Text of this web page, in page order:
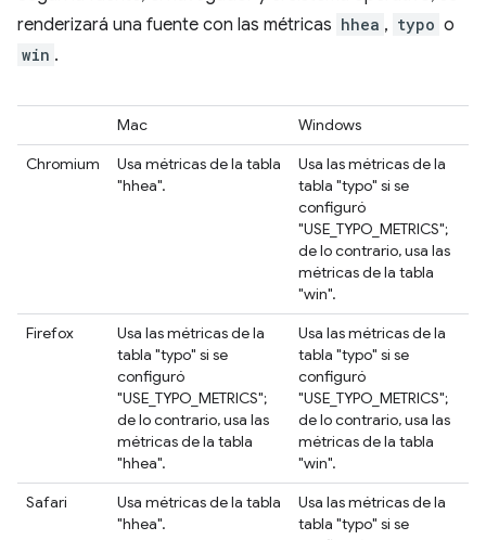
renderizará una fuente con las métricas hhea , typo o
win .
Mac
Windows
Chromium
Usa métricas de la tabla
"hhea".
Usa las métricas de la
tabla "typo" si se
configuró
"USE_TYPO_METRICS";
de lo contrario, usa las
métricas de la tabla
"win".
Firefox
Usa las métricas de la
tabla "typo" si se
configuró
"USE_TYPO_METRICS";
de lo contrario, usa las
métricas de la tabla
"hhea".
Usa las métricas de la
tabla "typo" si se
configuró
"USE_TYPO_METRICS";
de lo contrario, usa las
métricas de la tabla
"win".
Safari
Usa métricas de la tabla
"hhea".
Usa las métricas de la
tabla "typo" si se